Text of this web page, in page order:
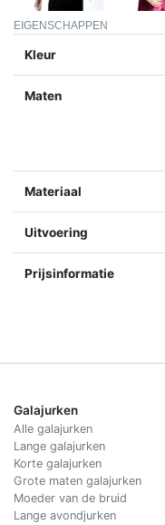
EIGENSCHAPPEN
Kleur
Maten
Materiaal
Uitvoering
Prijsinformatie
Galajurken
Alle galajurken
Lange galajurken
Korte galajurken
Grote maten galajurken
Moeder van de bruid
Lange avondjurken